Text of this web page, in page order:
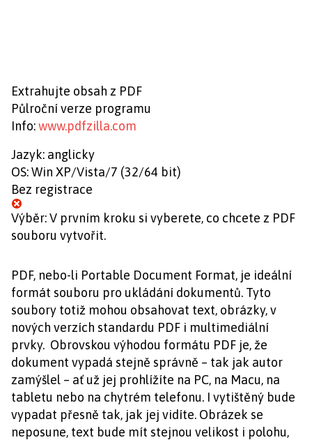
Extrahujte obsah z PDF
Půlroční verze programu
Info:www.pdfzilla.com
Jazyk: anglicky
OS: Win XP/Vista/7 (32/64 bit)
Bez registrace
Výběr: V prvním kroku si vyberete, co chcete z PDF
souboru vytvořit.
PDF, nebo-li Portable Document Format, je ideální
formát souboru pro ukládání dokumentů. Tyto
soubory totiž mohou obsahovat text, obrázky, v
nových verzích standardu PDF i multimediální
prvky. Obrovskou výhodou formátu PDF je, že
dokument vypadá stejně správně – tak jak autor
zamýšlel – ať už jej prohlížíte na PC, na Macu, na
tabletu nebo na chytrém telefonu. I vytištěný bude
vypadat přesně tak, jak jej vidíte. Obrázek se
neposune, text bude mít stejnou velikost i polohu,